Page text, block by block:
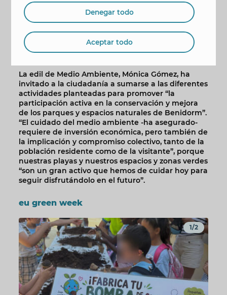
este espacio y sensibilizar sobre la importancia de
restaurar y cuidar los espacios naturales del
municipio. Durante la actividad, se realizará una
limpieza de la zona, plantación de árboles,
instalación de cajas nido y una visita educativa al
entorno.
La edil de Medio Ambiente, Mónica Gómez, ha
invitado a la ciudadanía a sumarse a las diferentes
actividades planteadas para promover “la
participación activa en la conservación y mejora
de los parques y espacios naturales de Benidorm”.
“El cuidado del medio ambiente -ha asegurado-
requiere de inversión económica, pero también de
la implicación y compromiso colectivo, tanto de la
población residente como de la visitante”, porque
nuestras playas y nuestros espacios y zonas verdes
“son un gran activo que hemos de cuidar hoy para
seguir disfrutándolo en el futuro”.
eu green week
1/2
Denegar todo
Aceptar todo